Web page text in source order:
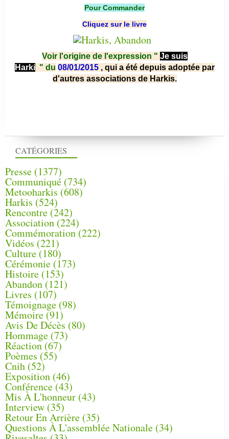
CATÉGORIES
Presse (1377)
Communiqué (734)
Metooharkis (608)
Harkis (524)
Rencontre (242)
Association (224)
Commémoration(222)
Vidéos (221)
Culture(180)
Cérémonie (173)
Histoire (153)
Abandon(121)
Livres (107)
Témoignage (98)
Mémoire (91)
Avis De Décès (80)
Hommage (73)
Réaction(67)
Poèmes (55)
Cnih (52)
Exposition (46)
Conférence(43)
Mis À L'honneur (43)
Interview (35)
Retour En Arrière (35)
Questions À L'assemblée Nationale (34)
Pour Commander
Cliquez sur le livre
Voir l'origine de l'expression " Je suis
Harki " du 08/01/2015 , qui a été depuis adoptée par
d'autres associations de Harkis.